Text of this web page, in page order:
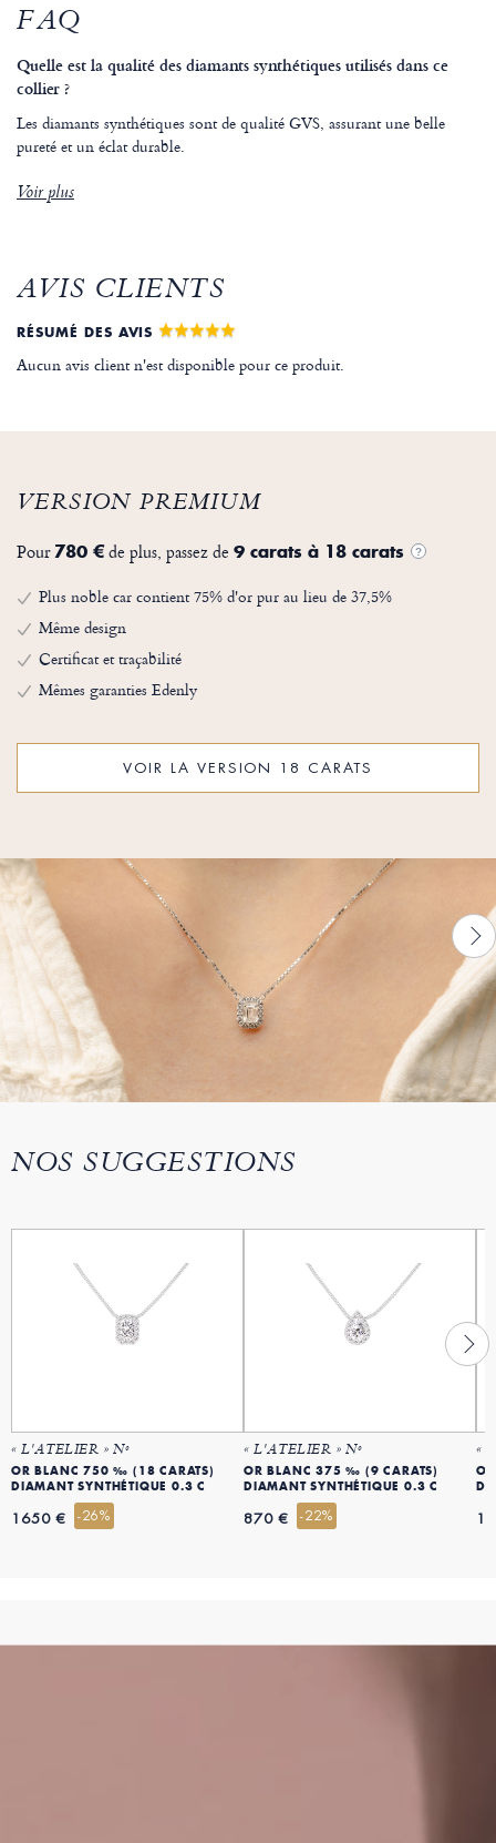
FAQ
Quelle est la qualité des diamants synthétiques utilisés dans ce
collier ?
Les diamants synthétiques sont de qualité GVS, assurant une belle
pureté et un éclat durable.
Voir plus
AVIS CLIENTS
RÉSUMÉ DES AVIS
Aucun avis client n'est disponible pour ce produit.
VERSION PREMIUM
Pour780 €de plus, passez de 9 carats à 18 carats ?
Plus noble car contient 75% d'or pur au lieu de 37,5%
Même design
Certificat et traçabilité
Mêmes garanties Edenly
VOIR LA VERSION 18 CARATS
NOS SUGGESTIONS
« L'ATELIER » Nº
OR BLANC 750 ‰ (18 CARATS)
DIAMANT SYNTHÉTIQUE 0.3 C
1650 € -26%
« L'ATELIER » Nº
OR BLANC 375 ‰ (9 CARATS)
DIAMANT SYNTHÉTIQUE 0.3 C
870 € -22%
«